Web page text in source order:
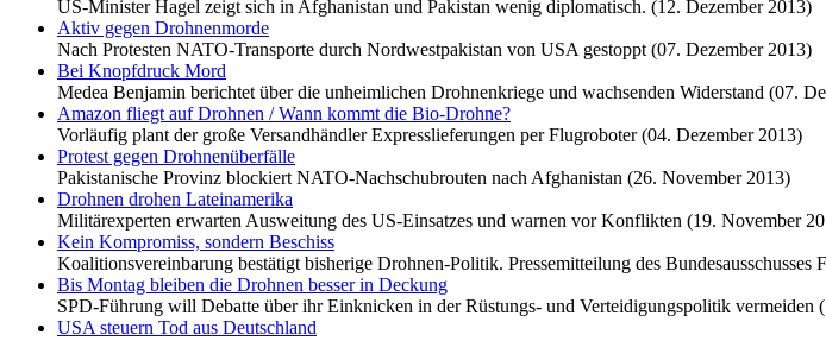
US-Minister Hagel zeigt sich in Afghanistan und Pakistan wenig diplomatisch. (12. Dezember 2013)
Aktiv gegen Drohnenmorde
Nach Protesten NATO-Transporte durch Nordwestpakistan von USA gestoppt (07. Dezember 2013)
Bei Knopfdruck Mord
Medea Benjamin berichtet über die unheimlichen Drohnenkriege und wachsenden Widerstand (07.
Amazon fliegt auf Drohnen / Wann kommt die Bio-Drohne?
Vorläufig plant der große Versandhändler Expresslieferungen per Flugroboter (04. Dezember 2013)
Protest gegen Drohnenüberfälle
Pakistanische Provinz blockiert NATO-Nachschubrouten nach Afghanistan (26. November 2013)
Drohnen drohen Lateinamerika
Militärexperten erwarten Ausweitung des US-Einsatzes und warnen vor Konflikten (19. November
Kein Kompromiss, sondern Beschiss
Koalitionsvereinbarung bestätigt bisherige Drohnen-Politik. Pressemitteilung des Bundesausschusses
Bis Montag bleiben die Drohnen besser in Deckung
SPD-Führung will Debatte über ihr Einknicken in der Rüstungs- und Verteidigungspolitik vermeiden
USA steuern Tod aus Deutschland